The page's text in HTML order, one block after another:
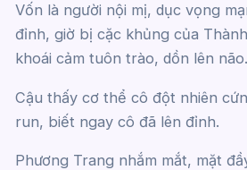
Vốn là người nội mị, dục vọng
đỉnh, giờ bị cặc khủng của
khoái cảm tuôn trào, dồn lên não.
Cậu thấy cơ thể cô đột nhiên
run, biết ngay cô đã lên đỉnh.
Phương Trang nhắm mắt, mặt